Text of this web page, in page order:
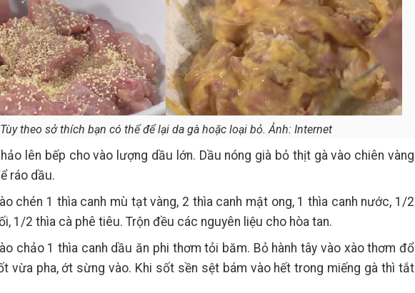
Tùy theo sở thích bạn có thể để lại da gà hoặc loại bỏ. Ảnh: Internet
lên bếp cho vào lượng dầu lớn. Dầu nóng già bỏ thịt gà vào chiên vàng
ráo dầu.
chén 1 thìa canh mù tạt vàng, 2 thìa canh mật ong, 1 thìa canh nước, 1/2
1/2 thìa cà phê tiêu. Trộn đều các nguyên liệu cho hòa tan.
chảo 1 thìa canh dầu ăn phi thơm tỏi băm. Bỏ hành tây vào xào thơm đổ
vừa pha, ớt sừng vào. Khi sốt sền sệt bám vào hết trong miếng gà thì tắt